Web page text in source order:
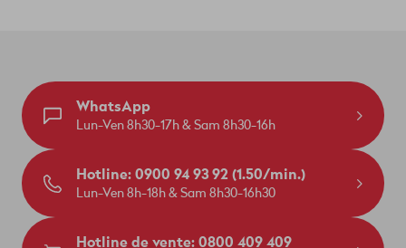
WhatsApp
Lun-Ven 8h30-17h & Sam 8h30-16h
Hotline: 0900 94 93 92 (1.50/min.)
Lun-Ven 8h-18h & Sam 8h30-16h30
Hotline de vente: 0800 409 409